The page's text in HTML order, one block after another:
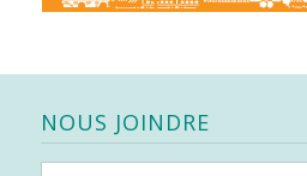
NOUS JOINDRE